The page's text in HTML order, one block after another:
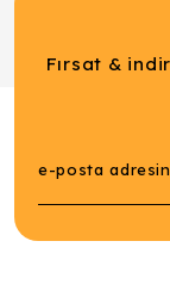
Fırsat &